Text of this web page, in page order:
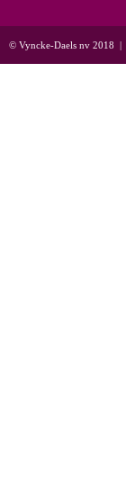
© Vyncke-Daels nv 2018 |